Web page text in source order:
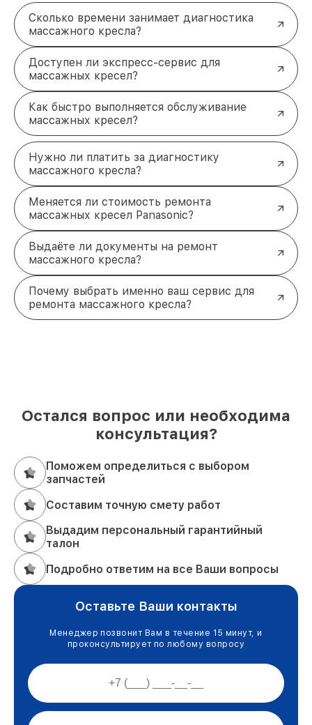
Скорость. Выполняем срочные заказы и
ремонтируем кресла за минимальные сроки.
Удобная оплата. Предусмотрены разные
способы расчёта — наличными, картой или
переводом.
Выезд мастера. Возможен ремонт на месте,
если это не требует сложных манипуляций.
Сохраните комфорт с исправным
массажным креслом!
Ремонт массажного кресла Panasonic станет
простым и удобным, если доверить его
профессионалам. Качественная диагностика и
исправление неисправностей вернут вашему
устройству функциональность и комфорт.
Позвоните по телефону +7 (495) 152-68-30 или
приезжайте по адресу улица Сущёвский Вал, 5с1
для консультации и записи на ремонт. Мы
сделаем всё, чтобы ваше кресло снова радовало
вас каждый день!
Сколько времени занимает диагностика
массажного кресла?
Доступен ли экспресс-сервис для
массажных кресел?
Как быстро выполняется обслуживание
массажных кресел?
Нужно ли платить за диагностику
массажного кресла?
Меняется ли стоимость ремонта
массажных кресел Panasonic?
Выдаёте ли документы на ремонт
массажного кресла?
Почему выбрать именно ваш сервис для
ремонта массажного кресла?
Остался вопрос или необходима
консультация?
Поможем определиться с выбором
запчастей
Составим точную смету работ
Выдадим персональный гарантийный
талон
Подробно ответим на все Ваши вопросы
Оставьте Ваши контакты
Менеджер позвонит Вам в течение 15 минут, и
проконсультирует по любому вопросу